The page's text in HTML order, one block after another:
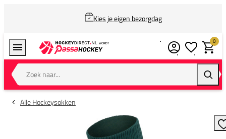
Kies je eigen bezorgdag
Zoek naar...
0
Alle Hockeysokken